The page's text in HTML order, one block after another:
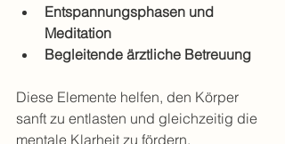
Entspannungsphasen und
Meditation
Begleitende ärztliche Betreuung
Diese Elemente helfen, den Körper
sanft zu entlasten und gleichzeitig die
mentale Klarheit zu fördern.